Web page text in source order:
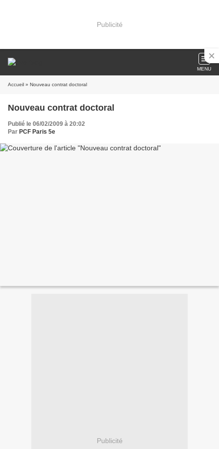
Publicité
MENU
Accueil » Nouveau contrat doctoral
Nouveau contrat doctoral
Publié le 06/02/2009 à 20:02
Par PCF Paris 5e
Publicité